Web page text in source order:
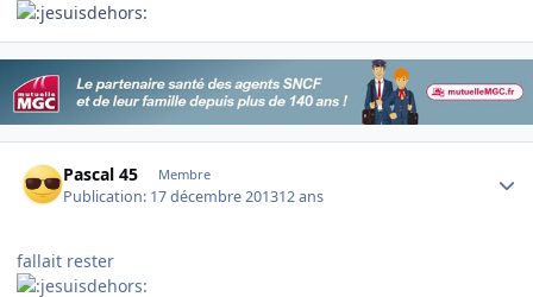
Pascal 45 Membre
Publication: 17 décembre 201312 ans
fallait rester